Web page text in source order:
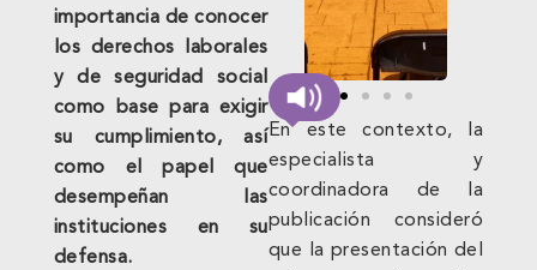
importancia de conocer
los derechos laborales
y de seguridad social
como base para exigir
su cumplimiento, así
como el papel que
desempeñan las
instituciones en su
defensa.
En este contexto, la
especialista y
coordinadora de la
publicación consideró
que la presentación del